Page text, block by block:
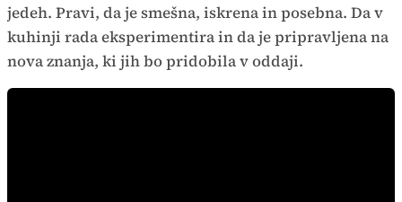
jedeh. Pravi, da je smešna, iskrena in posebna. Da v
kuhinji rada eksperimentira in da je pripravljena na
nova znanja, ki jih bo pridobila v oddaji.